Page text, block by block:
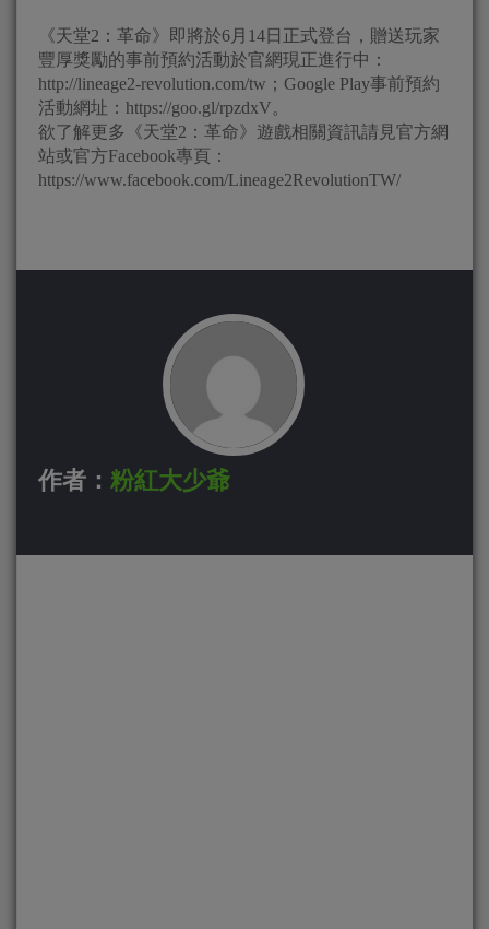
《天堂2：革命》即將於6月14日正式登台，贈送玩家
豐厚獎勵的事前預約活動於官網現正進行中：
http://lineage2-revolution.com/tw；Google Play事前預約
活動網址：https://goo.gl/rpzdxV。
欲了解更多《天堂2：革命》遊戲相關資訊請見官方網
站或官方Facebook專頁：
https://www.facebook.com/Lineage2RevolutionTW/
作者： 粉紅大少爺